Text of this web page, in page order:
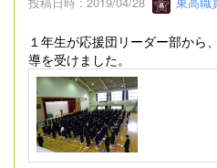
１年生が応援団リーダー部から
導を受けました。